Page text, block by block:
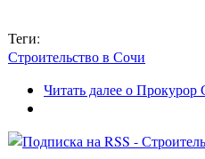
Теги:
Строительство в Сочи
Читать далеео Прокурор